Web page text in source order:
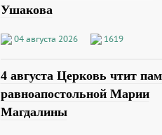
Ушакова
04 августа 2026 1619
4 августа Церковь чтит
равноапостольной Марии
Магдалины